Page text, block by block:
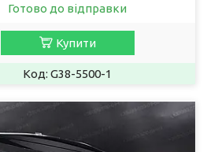
Готово до відправки
Купити
G38-5500-1